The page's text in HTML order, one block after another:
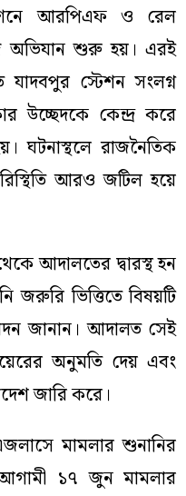
আরপিএফ ও রেল
অভিযান শুরু হয়। এরই
যাদবপুর স্টেশন সংলগ্ন
উচ্ছেদকে কেন্দ্র করে
ঘটনাস্থলে রাজনৈতিক
আরও জটিল হয়ে
আদালতের দ্বারস্থ হন
জরুরি ভিত্তিতে বিষয়টি
জানান। আদালত সেই
অনুমতি দেয় এবং
জারি করে।
এজলাসে মামলার শুনানির
১৭ জুন মামলার